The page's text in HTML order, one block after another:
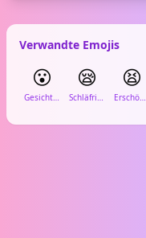
Verwandte Emojis
😮
Gesicht mit offenem Mund
😪
Schläfriges Gesicht
😫
Erschöpftes Gesicht